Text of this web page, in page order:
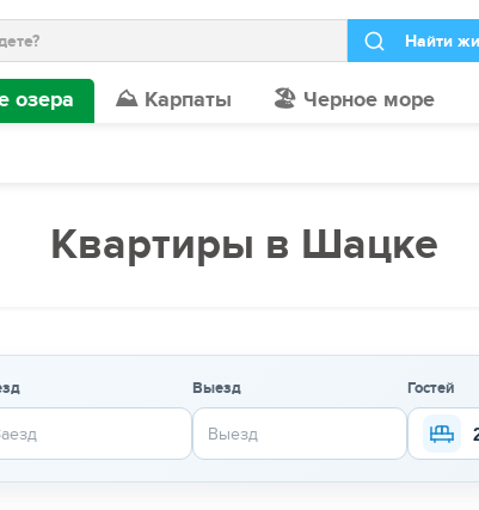
озера ⛰️ Карпаты 🏖️ Черное море
Квартиры в Шацке
Выезд Гостей